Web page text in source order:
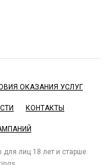
ОКАЗАНИЯ УСЛУГ
КОНТАКТЫ
лиц 18 лет и старше.